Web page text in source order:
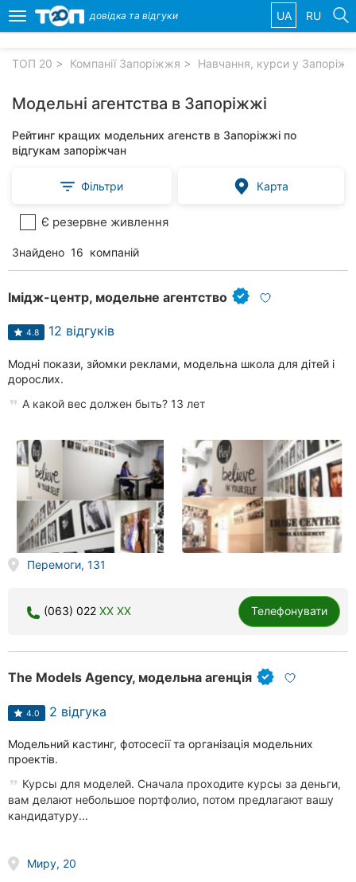
компанії
Популярні
рубрики:
Ветеринарні
клініки
Автошколи
Ресторани
рубрики
Всі
міста:
Рівне
Одеса
Київ
Toggle
navigation
довідка та відгуки UA RU
ТОП 20 Компанії Запоріжжя Навчання, курси у
Модельні агентства в Запоріжжі
Рейтинг кращих модельних агенств в Запоріжжі по
відгукам запоріжчан
Фільтри Карта
Є резервне живлення
Знайдено 16 компаній
Імідж-центр, модельне агентство
4.8 12 відгуків
Модні покази, зйомки реклами, модельна школа для дітей і
дорослих.
А какой вес должен быть? 13 лет
Перемоги, 131
(063) 022 XX XX Телефонувати
The Models Agency, модельна агенція
4.0 2 відгука
Модельний кастинг, фотосесії та організація модельних
проектів.
Курсы для моделей. Сначала проходите курсы за деньги,
вам делают небольшое портфолио, потом предлагают вашу
кандидатуру...
Миру, 20